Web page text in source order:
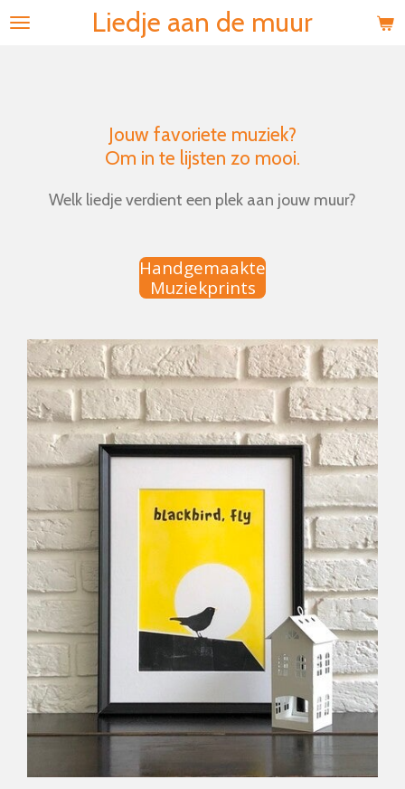
Ga
Liedje aan de muur
Jouw favoriete muziek?
Om in te lijsten zo mooi.
Welk liedje verdient een plek aan jouw muur?
Handgemaakte
Muziekprints